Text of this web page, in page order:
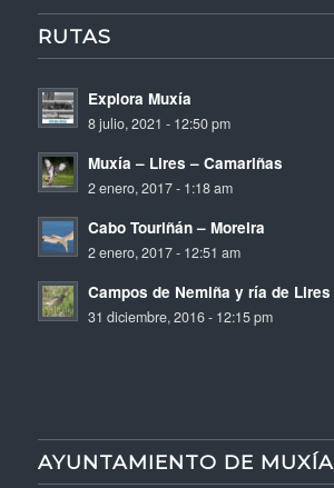
RUTAS
Explora Muxía
8 julio, 2021 - 12:50 pm
Muxía – Lires – Camariñas
2 enero, 2017 - 1:18 am
Cabo Touriñán – Moreira
2 enero, 2017 - 12:51 am
Campos de Nemiña y ría de Lires
31 diciembre, 2016 - 12:15 pm
AYUNTAMIENTO DE MUXÍA